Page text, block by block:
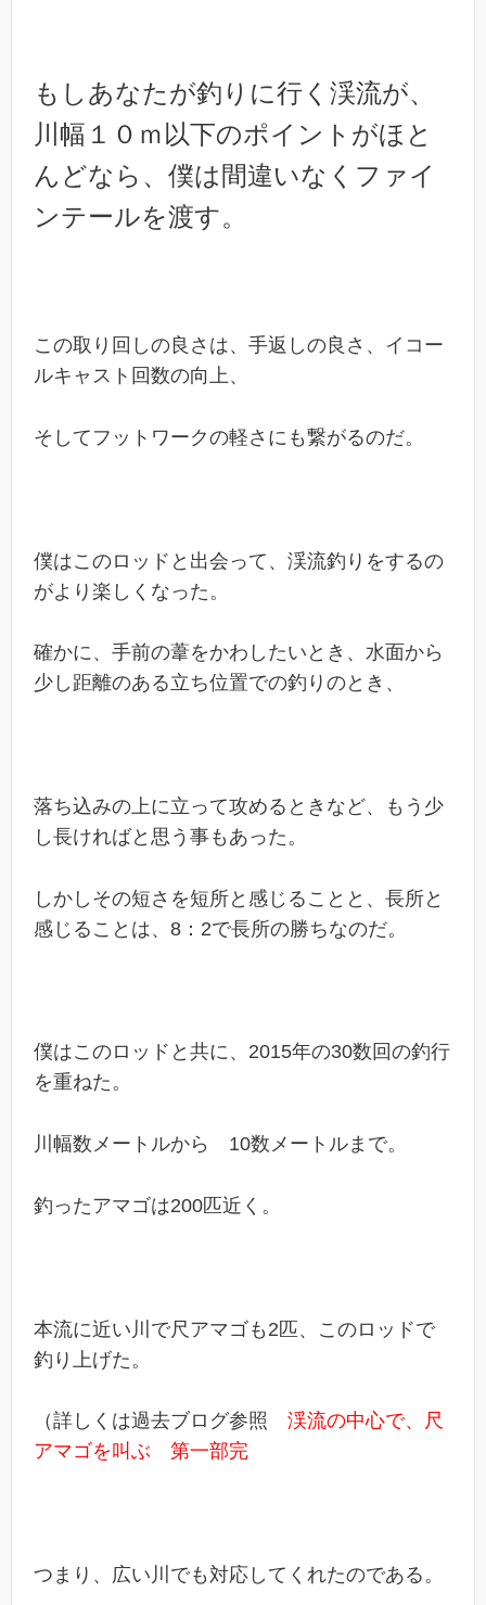
もしあなたが釣りに行く渓流が、
川幅１０ｍ以下のポイントがほと
んどなら、僕は間違いなくファイ
ンテールを渡す。
この取り回しの良さは、手返しの良さ、イコー
ルキャスト回数の向上、
そしてフットワークの軽さにも繋がるのだ。
僕はこのロッドと出会って、渓流釣りをするの
がより楽しくなった。
確かに、手前の葦をかわしたいとき、水面から
少し距離のある立ち位置での釣りのとき、
落ち込みの上に立って攻めるときなど、もう少
し長ければと思う事もあった。
しかしその短さを短所と感じることと、長所と
感じることは、8：2で長所の勝ちなのだ。
僕はこのロッドと共に、2015年の30数回の釣行
を重ねた。
川幅数メートルから 10数メートルまで。
釣ったアマゴは200匹近く。
本流に近い川で尺アマゴも2匹、このロッドで
釣り上げた。
（詳しくは過去ブログ参照 渓流の中心で、尺
アマゴを叫ぶ 第一部完
つまり、広い川でも対応してくれたのである。